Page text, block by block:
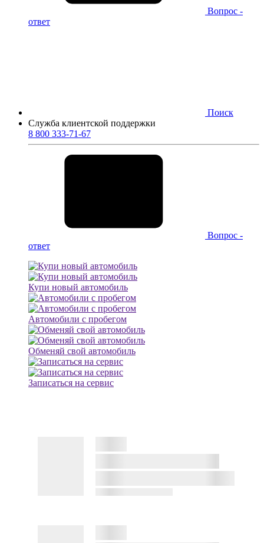
Вопрос -
ответ
Поиск
Служба клиентской поддержки
8 800 333-71-67
Вопрос -
ответ
Купи новый автомобиль
Автомобили с пробегом
Обменяй свой автомобиль
Записаться на сервис